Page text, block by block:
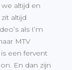
we altijd en
altijd
als I’m
MTV
een fervent
En dan zijn